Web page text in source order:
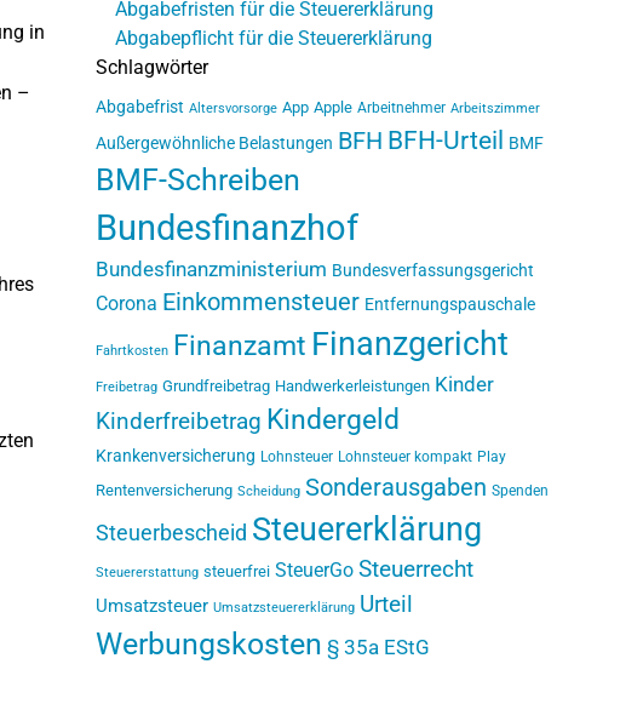
in
–
Abgabefristen für die Steuererklärung
Abgabepflicht für die Steuererklärung
Schlagwörter
Abgabefrist Altersvorsorge App Apple Arbeitnehmer Arbeitszimmer
Außergewöhnliche Belastungen BFH BFH-Urteil BMF
BMF-Schreiben
Bundesfinanzhof
Bundesfinanzministerium Bundesverfassungsgericht
Corona Einkommensteuer Entfernungspauschale
Fahrtkosten Finanzamt Finanzgericht
Freibetrag Grundfreibetrag Handwerkerleistungen Kinder
Kinderfreibetrag Kindergeld
Krankenversicherung Lohnsteuer Lohnsteuer kompakt Play
Rentenversicherung Scheidung Sonderausgaben Spenden
Steuerbescheid Steuererklärung
Steuererstattung steuerfrei SteuerGo Steuerrecht
Umsatzsteuer Umsatzsteuererklärung Urteil
Werbungskosten § 35a EStG